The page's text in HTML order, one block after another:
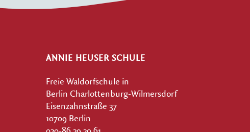
ANNIE HEUSER SCHULE
Freie Waldorfschule in
Berlin Charlottenburg-Wilmersdorf
Eisenzahnstraße 37
10709 Berlin